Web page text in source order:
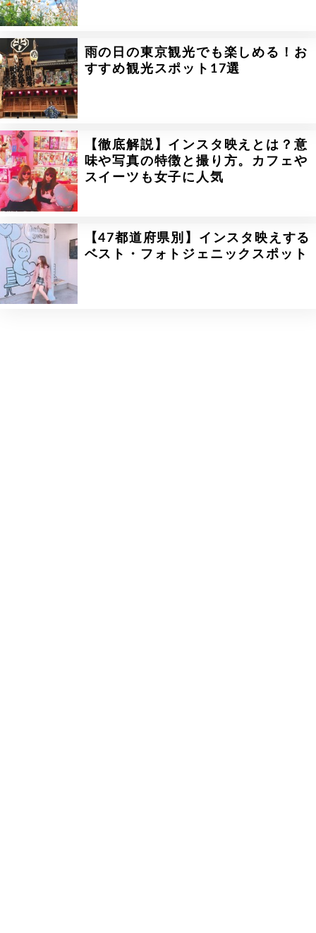
雨の日の東京観光でも楽しめる！お
すすめ観光スポット17選
【徹底解説】インスタ映えとは？意
味や写真の特徴と撮り方。カフェや
スイーツも女子に人気
【47都道府県別】インスタ映えする
ベスト・フォトジェニックスポット